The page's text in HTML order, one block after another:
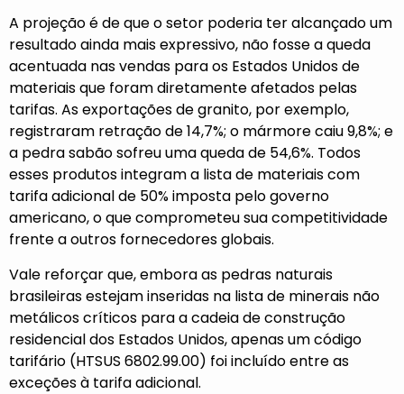
A projeção é de que o setor poderia ter alcançado um
resultado ainda mais expressivo, não fosse a queda
acentuada nas vendas para os Estados Unidos de
materiais que foram diretamente afetados pelas
tarifas. As exportações de granito, por exemplo,
registraram retração de 14,7%; o mármore caiu 9,8%; e
a pedra sabão sofreu uma queda de 54,6%. Todos
esses produtos integram a lista de materiais com
tarifa adicional de 50% imposta pelo governo
americano, o que comprometeu sua competitividade
frente a outros fornecedores globais.
Vale reforçar que, embora as pedras naturais
brasileiras estejam inseridas na lista de minerais não
metálicos críticos para a cadeia de construção
residencial dos Estados Unidos, apenas um código
tarifário (HTSUS 6802.99.00) foi incluído entre as
exceções à tarifa adicional.